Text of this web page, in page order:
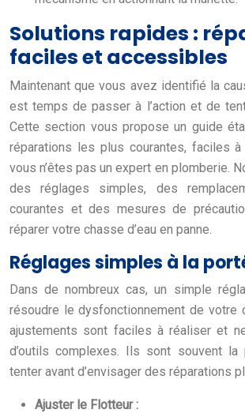
Solutions rapides :
faciles et accessibles
Maintenant que vous avez identifié la
est temps de passer à l’action et de
Cette section vous propose un guide
réparations les plus courantes, faciles
vous n’êtes pas un expert en plomberie.
des réglages simples, des
courantes et des mesures de
réparer votre chasse d’eau en panne.
Réglages simples à la
Dans de nombreux cas, un simple
résoudre le dysfonctionnement de votre
ajustements sont faciles à réaliser et
d’outils complexes. Ils sont souvent la
tenter avant d’envisager des réparations
Ajuster le Flotteur :